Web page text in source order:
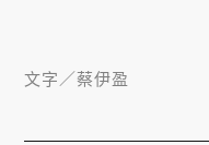
文字／蔡伊盈